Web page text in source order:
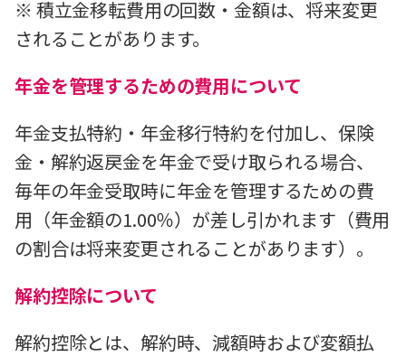
※ 積立金移転費用の回数・金額は、将来変更
されることがあります。
年金を管理するための費用について
年金支払特約・年金移行特約を付加し、保険
金・解約返戻金を年金で受け取られる場合、
毎年の年金受取時に年金を管理するための費
用（年金額の1.00％）が差し引かれます（費用
の割合は将来変更されることがあります）。
解約控除について
解約控除とは、解約時、減額時および変額払